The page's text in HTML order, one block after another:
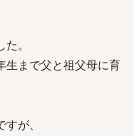
。
生まで父と祖父母に育
が、